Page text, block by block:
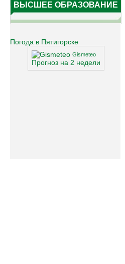
ВЫСШЕЕ ОБРАЗОВАНИЕ
Погода в Пятигорске
Gismeteo
Прогноз на 2 недели